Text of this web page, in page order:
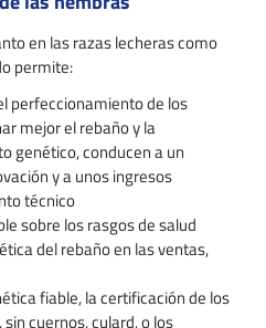
en las razas lecheras como
permite:
perfeccionamiento de los
mejor el rebaño y la
genético, conducen a un
y a unos ingresos
técnico
sobre los rasgos de salud
del rebaño en las ventas,
fiable, la certificación de los
cuernos, culard, o los